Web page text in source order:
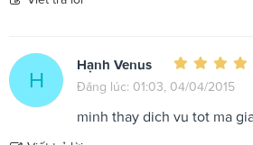
H
Hạnh Venus
Đăng lúc: 01:03, 04/04/2015
minh thay dich vu tot ma